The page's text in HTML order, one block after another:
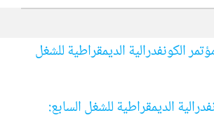
الكونفدرالية الديمقراطية للشغل
الديمقراطية للشغل السابع: